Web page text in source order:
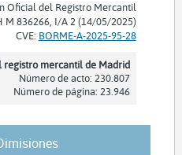
Oficial del Registro Mercantil
M 836266, I/A 2 (14/05/2025)
CVE: BORME-A-2025-95-28
registro mercantil de Madrid
Número de acto: 230.807
Número de página: 23.946